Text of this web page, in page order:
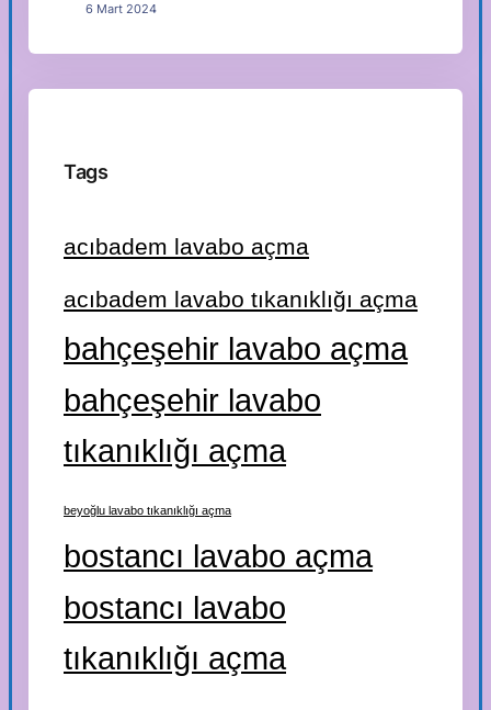
6 Mart 2024
Tags
acıbadem lavabo açma
acıbadem lavabo tıkanıklığı açma
bahçeşehir lavabo açma
bahçeşehir lavabo
tıkanıklığı açma
beyoğlu lavabo tıkanıklığı açma
bostancı lavabo açma
bostancı lavabo
tıkanıklığı açma